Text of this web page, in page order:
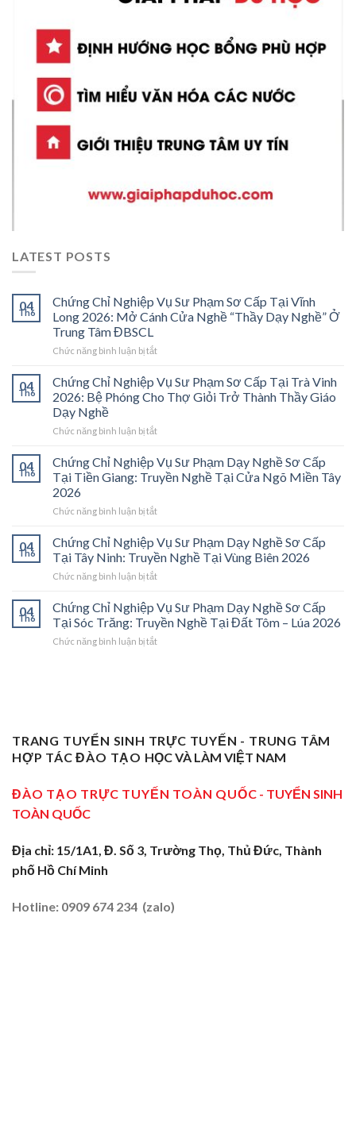
LATEST POSTS
04
Th6
Chứng Chỉ Nghiệp Vụ Sư Phạm Sơ Cấp Tại Vĩnh
Long 2026: Mở Cánh Cửa Nghề “Thầy Dạy Nghề” Ở
Trung Tâm ĐBSCL
Chức năng bình luận bị tắtở
Chỉ
Nghiệp
Vụ
Phạm
Cấp
Tại
Vĩnh
2026:
Cánh
Cửa
“Thầy
Nghề”
Ở
Tâm
04
Th6
Chứng Chỉ Nghiệp Vụ Sư Phạm Sơ Cấp Tại Trà Vinh
2026: Bệ Phóng Cho Thợ Giỏi Trở Thành Thầy Giáo
Dạy Nghề
Chức năng bình luận bị tắtở
Chỉ
Nghiệp
Vụ
Phạm
Cấp
Tại
Trà
Vinh
Bệ
Phóng
Cho
Thợ
Nghề
04
Th6
Chứng Chỉ Nghiệp Vụ Sư Phạm Dạy Nghề Sơ Cấp
Tại Tiền Giang: Truyền Nghề Tại Cửa Ngõ Miền Tây
2026
Chức năng bình luận bị tắtở
Chỉ
Nghiệp
Vụ
Sư
Dạy
Nghề
Sơ
Cấp
Cửa
Ngõ
Miền
2026
04
Th6
Chứng Chỉ Nghiệp Vụ Sư Phạm Dạy Nghề Sơ Cấp
Tại Tây Ninh: Truyền Nghề Tại Vùng Biên 2026
Chức năng bình luận bị tắtở
Chỉ
Nghiệp
Vụ
Sư
Tây
Ninh:
Truyền
Tại
04
Th6
Chứng Chỉ Nghiệp Vụ Sư Phạm Dạy Nghề Sơ Cấp
Tại Sóc Trăng: Truyền Nghề Tại Đất Tôm – Lúa 2026
Chức năng bình luận bị tắtở
Dạy
Nghề
Sơ
Tại
Nghề
Tại
Lúa
TRANG TUYỂN SINH TRỰC TUYẾN - TRUNG TÂM
HỢP TÁC ĐÀO TẠO HỌC VÀ LÀM VIỆT NAM
ĐÀO TẠO TRỰC TUYẾN TOÀN QUỐC - TUYỂN SINH
TOÀN QUỐC
Địa chỉ: 15/1A1, Đ. Số 3, Trường Thọ, Thủ Đức, Thành
phố Hồ Chí Minh
Hotline: 0909 674 234 (zalo)